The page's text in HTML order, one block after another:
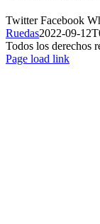
TwitterFacebook
Ruedas2022-09-
Todos los derechos
Page load link